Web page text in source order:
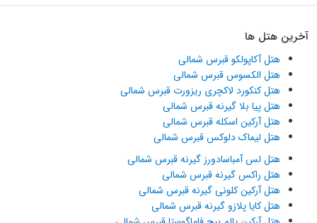
آخرین هتل ها
هتل آکاپولکو قبرس شمالی
هتل الکسوس قبرس شمالی
هتل کنکورد لاکچری ریزورت قبرس شمالی
هتل پیا بلا گیرنه قبرس شمالی
هتل آرکین اسکله قبرس شمالی
هتل لیماک دلوکس قبرس شمالی
هتل لس آمباسادورز گیرنه قبرس شمالی
هتل راکس گیرنه قبرس شمالی
هتل آرکین کلونی گیرنه قبرس شمالی
هتل کایا پلازو گیرنه قبرس شمالی